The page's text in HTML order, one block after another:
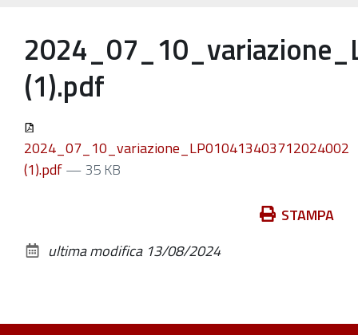
(1).pdf
2024_07_10_variazione_LP010413403712024002
(1).pdf— 35 KB
documento
STAMPA
ultima modifica 13/08/2024